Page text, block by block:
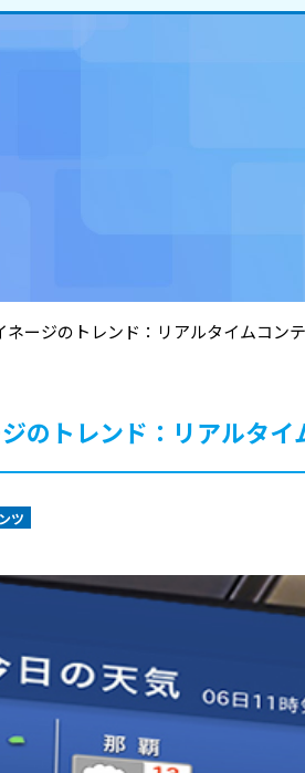
ネージのトレンド：リアルタイムコン
のトレンド：リアルタイ
ツ